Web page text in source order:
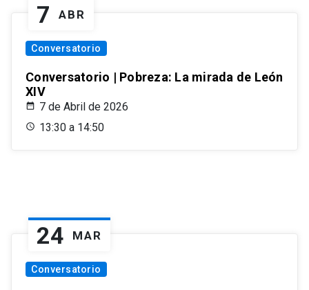
7 ABR
Conversatorio
Conversatorio | Pobreza: La mirada de León
XIV
7 de Abril de 2026
13:30 a 14:50
24 MAR
Conversatorio